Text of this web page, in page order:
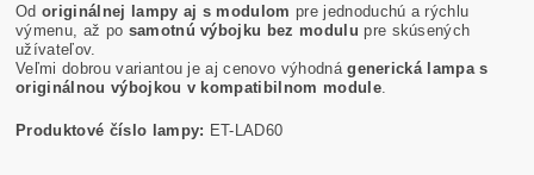
Odoriginálnej lampy aj s modulom pre jednoduchú a rýchlu
výmenu, až po samotnú výbojku bez modulu pre skúsených
užívateľov.
Veľmi dobrou variantou je aj cenovo výhodnágenerická lampa s
originálnou výbojkou v kompatibilnom module.
Produktové číslo lampy: ET-LAD60